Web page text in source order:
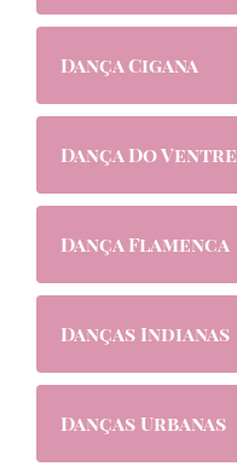
Dança Cigana
Dança Do Ventre
Dança Flamenca
Danças Indianas
Danças Urbanas